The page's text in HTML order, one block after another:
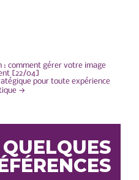
: comment gérer votre image
[22/04]
pour toute expérience
→
QUELQUES